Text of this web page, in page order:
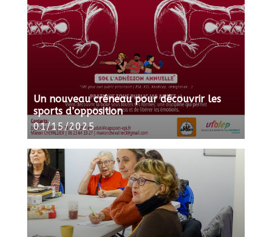
Un nouveau créneau pour découvrir les
sports d’opposition
01/15/2025